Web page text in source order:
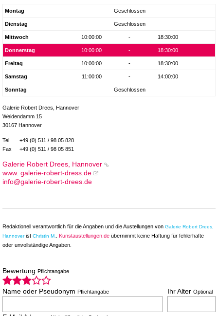
Montag Geschlossen
Dienstag Geschlossen
Mittwoch 10:00:00 - 18:30:00
Donnerstag 10:00:00 - 18:30:00
Freitag 10:00:00 - 18:30:00
Samstag 11:00:00 - 14:00:00
Sonntag Geschlossen
Galerie Robert Drees, Hannover
Weidendamm 15
30167 Hannover
Tel
+49 (0) 511 / 98 05 828
Fax
+49 (0) 511 / 98 05 851
Galerie Robert Drees, Hannover
www. galerie-robert-dress.de
info@galerie-robert-drees.de
Redaktionell verantwortlich für die Angaben und die Austellungen von Galerie Robert Drees,
Hannoverist Christin M. Kunstaustellungen.de übernimmt keine Haftung für fehlerhafte
oder unvollständige Angaben.
Bewertung Pflichtangabe
Name oder Pseudonym Pflichtangabe Ihr Alter Optional